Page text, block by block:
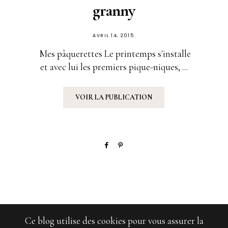
granny
PUBLIÉ
AVRIL 14, 2015
Mes pâquerettes Le printemps s'installe
et avec lui les premiers pique-niques, ...
VOIR LA PUBLICATION
Ce blog utilise des cookies pour vous assurer la